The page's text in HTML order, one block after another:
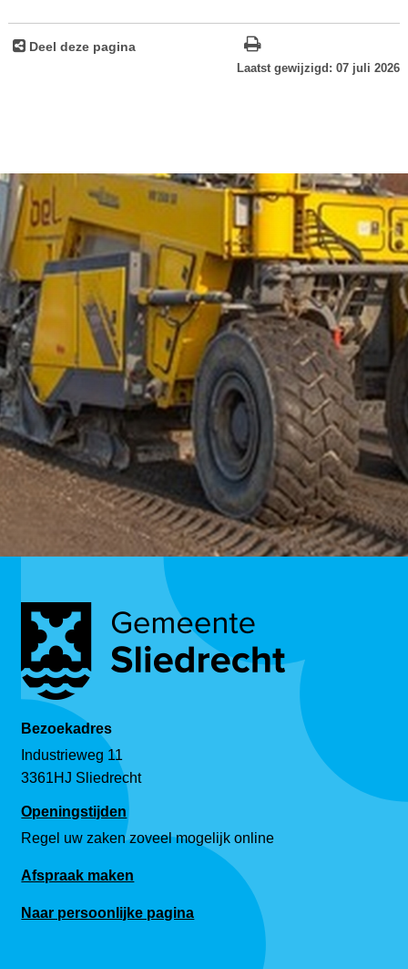
Deel deze pagina
Laatst gewijzigd: 07 juli 2026
Bezoekadres
Industrieweg 11
3361HJ Sliedrecht
Openingstijden
Regel uw zaken zoveel mogelijk online
Afspraak maken
Naar persoonlijke pagina